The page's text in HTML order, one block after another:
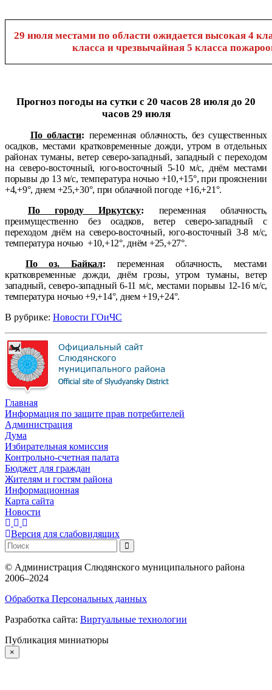
29 июля местами по области ожидается высокая 4
класса и чрезвычайная 5 класса
Прогноз погоды на сутки с 20 часов 28 июля до 20
часов 29 июля
По области: переменная облачность, без существенных
осадков, местами кратковременные дожди, утром в отдельных
районах туманы, ветер северо-западный, западный с переходом
на северо-восточный, юго-восточный 5-10 м/с, днём местами
порывы до 13 м/с, температура ночью +10,+15°, при прояснении
+4,+9°, днем +25,+30°, при облачной погоде +16,+21°.
По городу Иркутску:
переменная облачность,
преимущественно без осадков, ветер северо-западный с
переходом днём на северо-восточный, юго-восточный 3-8 м/с,
температура ночью +10,+12°, днём +25,+27°.
По оз. Байкал: переменная облачность, местами
кратковременные дожди, днём грозы, утром туманы, ветер
западный, северо-западный 6-11 м/с, местами порывы 12-16 м/с,
температура ночью +9,+14°, днем +19,+24°.
В рубрике: Новости ГОиЧС
Главная
Информация по защите прав потребителей
Администрация
Дума
Избирательная комиссия
Контрольно-счетная палата
Бюджет для граждан
Жителям и гостям района
Информационная
Карта сайта
Новости
Версия для слабовидящих
© Администрация Слюдянского муниципального района
2006–2024
Обработка Персональных данных
Разработка сайта: Виртуальные технологии
Публикация миниатюры
×